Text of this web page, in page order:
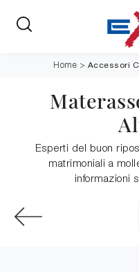
Home > Accessori
Esperti del buon
matrimoniali a
informazioni